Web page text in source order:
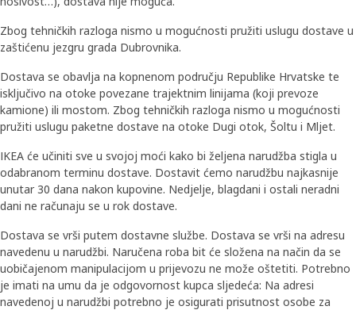
Zbog tehničkih razloga nismo u mogućnosti pružiti uslugu dostave u
zaštićenu jezgru grada Dubrovnika.
Dostava se obavlja na kopnenom području Republike Hrvatske te
isključivo na otoke povezane trajektnim linijama (koji prevoze
kamione) ili mostom. Zbog tehničkih razloga nismo u mogućnosti
pružiti uslugu paketne dostave na otoke Dugi otok, Šoltu i Mljet.
IKEA će učiniti sve u svojoj moći kako bi željena narudžba stigla u
odabranom terminu dostave. Dostavit ćemo narudžbu najkasnije
unutar 30 dana nakon kupovine. Nedjelje, blagdani i ostali neradni
dani ne računaju se u rok dostave.
Dostava se vrši putem dostavne službe. Dostava se vrši na adresu
navedenu u narudžbi. Naručena roba bit će složena na način da se
uobičajenom manipulacijom u prijevozu ne može oštetiti. Potrebno
je imati na umu da je odgovornost kupca sljedeća: Na adresi
navedenoj u narudžbi potrebno je osigurati prisutnost osobe za